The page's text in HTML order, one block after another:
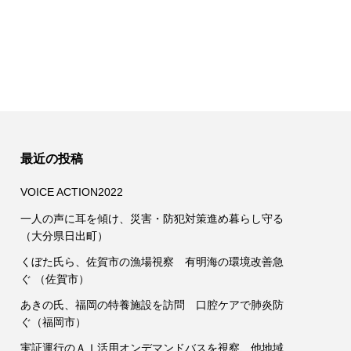
最近の投稿
VOICE ACTION2022
一人の声に耳を傾け、災害・防犯対策進め暮らし守る
（大分県日出町）
くぼた氏ら、佐賀市の漁場視察 有明海の環境改善急
ぐ （佐賀市）
あきの氏、福岡の特養施設を訪問 口腔ケアで肺炎防
ぐ（福岡市）
実証運行のＡＩ活用オンデマンドバスを視察、他地域